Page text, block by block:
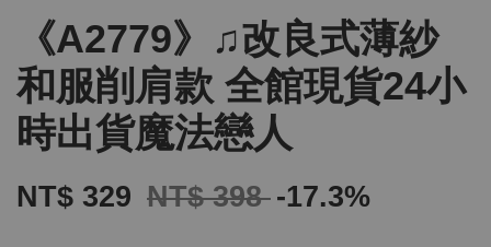
《A2779》♫改良式薄紗
和服削肩款 全館現貨24小
時出貨魔法戀人
NT$ 329 NT$ 398 -17.3%